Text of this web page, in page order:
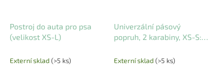
Postroj do auta pro psa
(velikost XS-L)
Externí sklad (>5 ks)
Univerzální pásový
popruh, 2 karabiny, XS-S:
Externí sklad (>5 ks)